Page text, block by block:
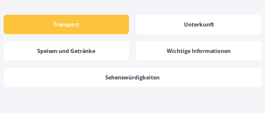
Transport Unterkunft
Speisen und Getränke Wichtige Informationen
Sehenswürdigkeiten